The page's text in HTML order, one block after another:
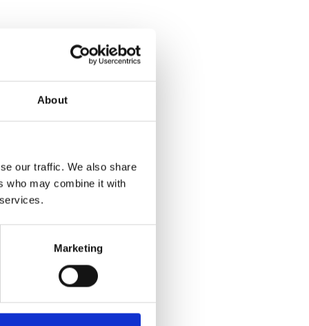
About
our traffic. We also share
who may combine it with
Marketing